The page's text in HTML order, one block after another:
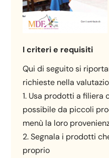
I criteri e requisiti
Qui di seguito si
richieste nella
1. Usa prodotti a filiera
possibile da piccoli
menù la loro
2. Segnala i prodotti
proprio